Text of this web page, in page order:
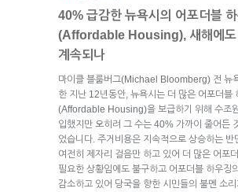
40% 급감한 뉴욕시의 어포더블
(Affordable Housing), 새해에도
계속되나
마이클 블룸버그(Michael Bloomberg) 전 뉴
한 지난 12년동안, 뉴욕시는 더 많은 어포더블
(Affordable Housing)을 보급하기 위해 수조
입했지만 오히려 그 수는 40% 가까이 줄어든
었습니다. 주거비용은 지속적으로 상승하는 반
여전히 제자리 걸음만 하고 있어 더 많은 어포
필요한 상황임에도 불구하고 어포더블 하우징
감소하고 있어 당국을 향한 시민들의 불멘 소